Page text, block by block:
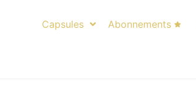
Capsules Abonnements